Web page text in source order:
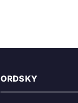
ORDSKY